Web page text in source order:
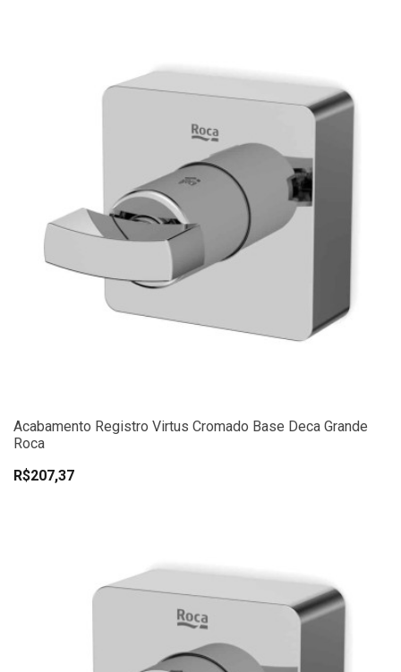
Acabamento Registro Virtus Cromado Base Deca Grande
Roca
R$207,37